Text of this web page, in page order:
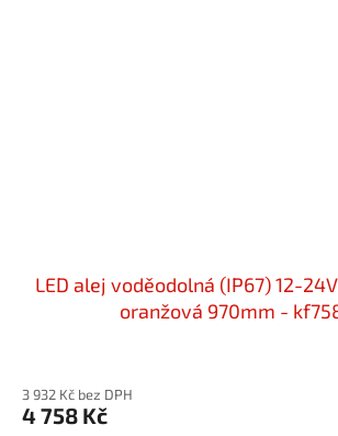
LED alej voděodolná (IP67) 12-
oranžová 970mm -
3 932 Kč bez DPH
4 758 Kč